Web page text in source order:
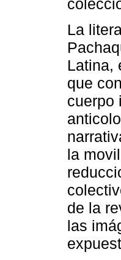
La
Latina,
que
cuerpo
la
de la
las